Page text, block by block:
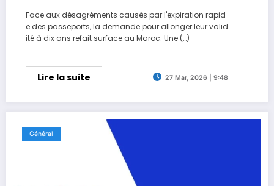
Face aux désagréments causés par l'expiration rapid
e des passeports, la demande pour allonger leur valid
ité à dix ans refait surface au Maroc. Une (…)
Lire la suite 27 Mar, 2026 | 9:48
Général